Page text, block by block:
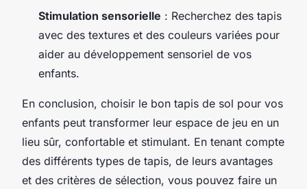
Stimulation sensorielle : Recherchez des tapis
avec des textures et des couleurs variées pour
aider au développement sensoriel de vos
enfants.
En conclusion, choisir le bon tapis de sol pour vos
enfants peut transformer leur espace de jeu en un
lieu sûr, confortable et stimulant. En tenant compte
des différents types de tapis, de leurs avantages
et des critères de sélection, vous pouvez faire un